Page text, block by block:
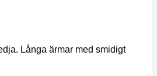
Långa ärmar med smidigt